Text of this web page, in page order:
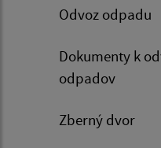
Odvoz odpadu
Dokumenty k
odpadov
Zberný dvor